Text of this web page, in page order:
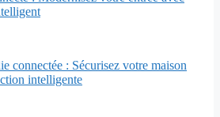
connectée : Sécurisez votre maison
intelligente